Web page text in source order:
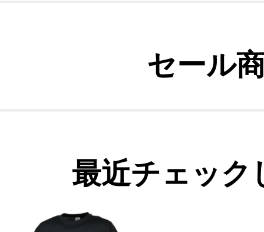
セール
最近チェック